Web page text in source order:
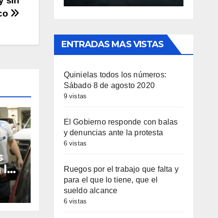
la
y
ENTRADAS MAS VISTAS
Quinielas todos los números:
Sábado 8 de agosto 2020
9 vistas
El Gobierno responde con balas
y denuncias ante la protesta
6 vistas
Ruegos por el trabajo que falta y
para el que lo tiene, que el
sueldo alcance
6 vistas